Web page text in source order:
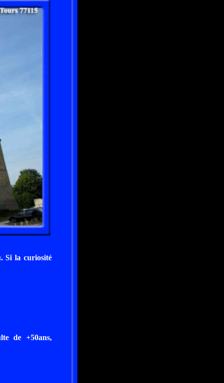
Si la curiosité
de +50ans,